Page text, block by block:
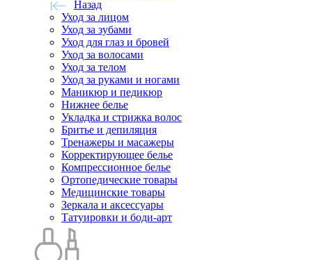
Назад
Уход за лицом
Уход за зубами
Уход для глаз и бровей
Уход за волосами
Уход за телом
Уход за руками и ногами
Маникюр и педикюр
Нижнее белье
Укладка и стрижка волос
Бритье и депиляция
Тренажеры и масажеры
Корректирующее белье
Компрессионное белье
Ортопедические товары
Медицинские товары
Зеркала и аксессуары
Татуировки и боди-арт